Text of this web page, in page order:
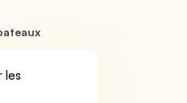
les